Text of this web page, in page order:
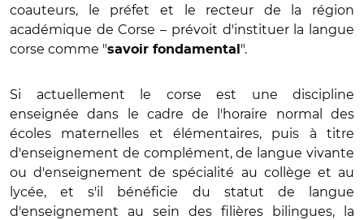
coauteurs, le préfet et le recteur de la région
académique de Corse – prévoit d'instituer la langue
corse comme "savoir fondamental ".
Si actuellement le corse est une discipline
enseignée dans le cadre de l'horaire normal des
écoles maternelles et élémentaires, puis à titre
d'enseignement de complément, de langue vivante
ou d'enseignement de spécialité au collège et au
lycée, et s'il bénéficie du statut de langue
d'enseignement au sein des filières bilingues, la